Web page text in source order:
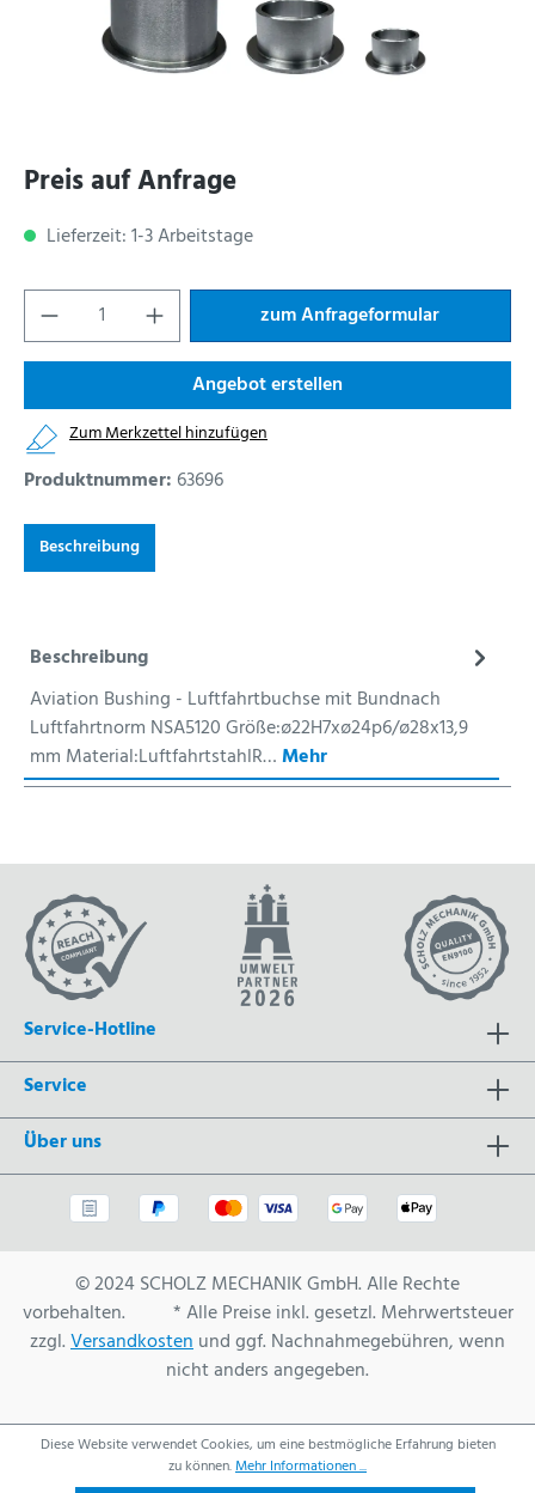
Preis auf Anfrage
Lieferzeit: 1-3 Arbeitstage
zum Anfrageformular
Angebot erstellen
Zum Merkzettel hinzufügen
Produktnummer: 63696
Beschreibung
Beschreibung
Aviation Bushing - Luftfahrtbuchse mit Bundnach
Luftfahrtnorm NSA5120 Größe:ø22H7xø24p6/ø28x13,9
mm Material:LuftfahrtstahlR…Mehr
Service-Hotline
Service
Über uns
© 2024 SCHOLZ MECHANIK GmbH. Alle Rechte
vorbehalten. * Alle Preise inkl. gesetzl. Mehrwertsteuer
zzgl.Versandkostenund ggf. Nachnahmegebühren, wenn
nicht anders angegeben.
Diese Website verwendet Cookies, um eine bestmögliche Erfahrung bieten
zu können.Mehr Informationen ...